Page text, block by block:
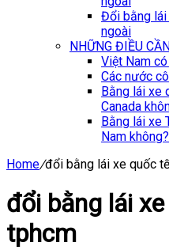
Đổi bằng
ngoài
NHỮNG ĐIỀU
Việt Nam
Các nước
Bằng lái xe
Canada
Bằng lái xe
Nam không?
Home/đổi bằng lái xe quốc
đổi bằng lái
tphcm